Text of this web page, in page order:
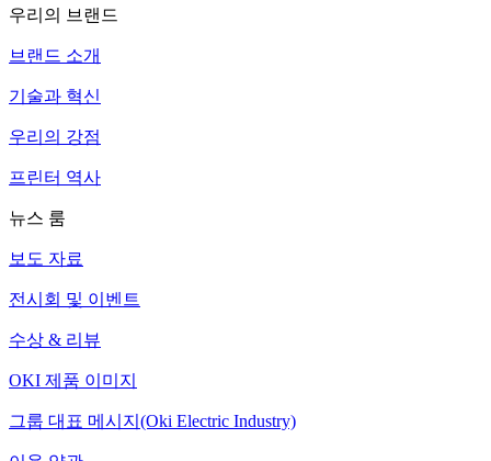
우리의 브랜드
브랜드 소개
기술과 혁신
우리의 강점
프린터 역사
뉴스 룸
보도 자료
전시회 및 이벤트
수상 & 리뷰
OKI 제품 이미지
그룹 대표 메시지(Oki Electric Industry)